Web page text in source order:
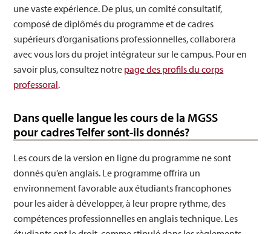
une vaste expérience. De plus, un comité consultatif,
composé de diplômés du programme et de cadres
supérieurs d’organisations professionnelles, collaborera
avec vous lors du projet intégrateur sur le campus. Pour en
savoir plus, consultez notre page des profils du corps
professoral.
Dans quelle langue les cours de la MGSS
pour cadres Telfer sont-ils donnés?
Les cours de la version en ligne du programme ne sont
donnés qu’en anglais. Le programme offrira un
environnement favorable aux étudiants francophones
pour les aider à développer, à leur propre rythme, des
compétences professionnelles en anglais technique. Les